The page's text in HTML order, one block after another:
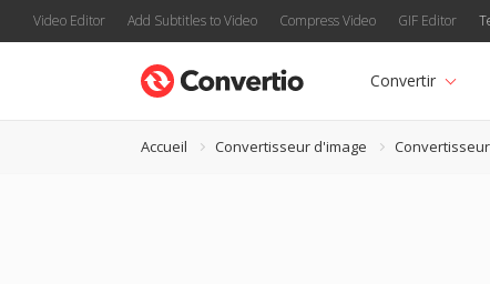
Video Editor Add Subtitles to Video Compress Video GIF Editor
Convertir
Accueil Convertisseur d'image